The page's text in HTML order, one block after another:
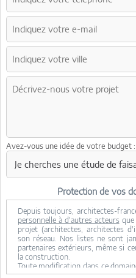
Avez-vous une idée de votre budget :
Protection de vos
Depuis toujours, architectes-
personnelle à d'autres acteurs
projet (architectes, architectes
son réseau. Nos listes ne sont
partenaires extérieurs, même si
la construction.
Toute modification dans ce
consentement.